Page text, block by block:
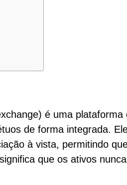
é uma plataforma
de forma integrada.
à vista, permitindo
que os ativos